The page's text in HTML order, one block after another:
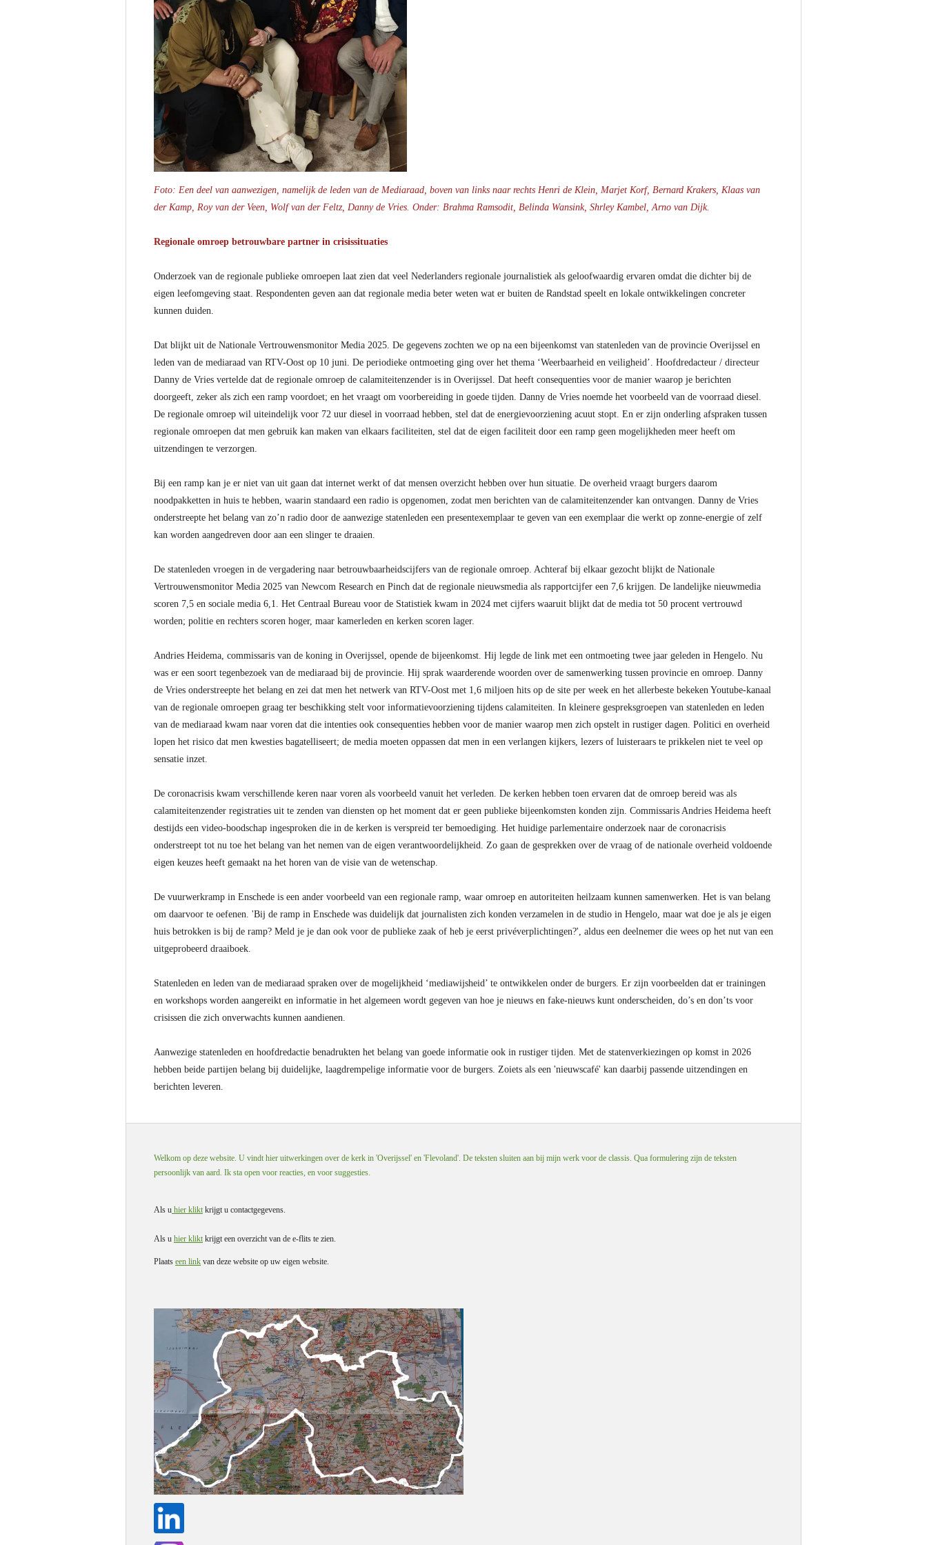
Foto: Een deel van aanwezigen, namelijk de leden van de Mediaraad, boven van links naar rechts Henri de Klein, Marjet Korf, Bernard Krakers, Klaas van
der Kamp, Roy van der Veen, Wolf van der Feltz, Danny de Vries. Onder: Brahma Ramsodit, Belinda Wansink, Shrley Kambel, Arno van Dijk.
Regionale omroep betrouwbare partner in crisissituaties
Onderzoek van de regionale publieke omroepen laat zien dat veel Nederlanders regionale journalistiek als geloofwaardig ervaren omdat die dichter bij de
eigen leefomgeving staat. Respondenten geven aan dat regionale media beter weten wat er buiten de Randstad speelt en lokale ontwikkelingen concreter
kunnen duiden.
Dat blijkt uit de Nationale Vertrouwensmonitor Media 2025. De gegevens zochten we op na een bijeenkomst van statenleden van de provincie Overijssel en
leden van de mediaraad van RTV-Oost op 10 juni. De periodieke ontmoeting ging over het thema ‘Weerbaarheid en veiligheid’. Hoofdredacteur / directeur
Danny de Vries vertelde dat de regionale omroep de calamiteitenzender is in Overijssel. Dat heeft consequenties voor de manier waarop je berichten
doorgeeft, zeker als zich een ramp voordoet; en het vraagt om voorbereiding in goede tijden. Danny de Vries noemde het voorbeeld van de voorraad diesel.
De regionale omroep wil uiteindelijk voor 72 uur diesel in voorraad hebben, stel dat de energievoorziening acuut stopt. En er zijn onderling afspraken tussen
regionale omroepen dat men gebruik kan maken van elkaars faciliteiten, stel dat de eigen faciliteit door een ramp geen mogelijkheden meer heeft om
uitzendingen te verzorgen.
Bij een ramp kan je er niet van uit gaan dat internet werkt of dat mensen overzicht hebben over hun situatie. De overheid vraagt burgers daarom
noodpakketten in huis te hebben, waarin standaard een radio is opgenomen, zodat men berichten van de calamiteitenzender kan ontvangen. Danny de Vries
onderstreepte het belang van zo’n radio door de aanwezige statenleden een presentexemplaar te geven van een exemplaar die werkt op zonne-energie of zelf
kan worden aangedreven door aan een slinger te draaien.
De statenleden vroegen in de vergadering naar betrouwbaarheidscijfers van de regionale omroep. Achteraf bij elkaar gezocht blijkt de Nationale
Vertrouwensmonitor Media 2025 van Newcom Research en Pinch dat de regionale nieuwsmedia als rapportcijfer een 7,6 krijgen. De landelijke nieuwmedia
scoren 7,5 en sociale media 6,1. Het Centraal Bureau voor de Statistiek kwam in 2024 met cijfers waaruit blijkt dat de media tot 50 procent vertrouwd
worden; politie en rechters scoren hoger, maar kamerleden en kerken scoren lager.
Andries Heidema, commissaris van de koning in Overijssel, opende de bijeenkomst. Hij legde de link met een ontmoeting twee jaar geleden in Hengelo. Nu
was er een soort tegenbezoek van de mediaraad bij de provincie. Hij sprak waarderende woorden over de samenwerking tussen provincie en omroep. Danny
de Vries onderstreepte het belang en zei dat men het netwerk van RTV-Oost met 1,6 miljoen hits op de site per week en het allerbeste bekeken Youtube-kanaal
van de regionale omroepen graag ter beschikking stelt voor informatievoorziening tijdens calamiteiten. In kleinere gespreksgroepen van statenleden en leden
van de mediaraad kwam naar voren dat die intenties ook consequenties hebben voor de manier waarop men zich opstelt in rustiger dagen. Politici en overheid
lopen het risico dat men kwesties bagatelliseert; de media moeten oppassen dat men in een verlangen kijkers, lezers of luisteraars te prikkelen niet te veel op
sensatie inzet.
De coronacrisis kwam verschillende keren naar voren als voorbeeld vanuit het verleden. De kerken hebben toen ervaren dat de omroep bereid was als
calamiteitenzender registraties uit te zenden van diensten op het moment dat er geen publieke bijeenkomsten konden zijn. Commissaris Andries Heidema heeft
destijds een video-boodschap ingesproken die in de kerken is verspreid ter bemoediging. Het huidige parlementaire onderzoek naar de coronacrisis
onderstreept tot nu toe het belang van het nemen van de eigen verantwoordelijkheid. Zo gaan de gesprekken over de vraag of de nationale overheid voldoende
eigen keuzes heeft gemaakt na het horen van de visie van de wetenschap.
De vuurwerkramp in Enschede is een ander voorbeeld van een regionale ramp, waar omroep en autoriteiten heilzaam kunnen samenwerken. Het is van belang
om daarvoor te oefenen. 'Bij de ramp in Enschede was duidelijk dat journalisten zich konden verzamelen in de studio in Hengelo, maar wat doe je als je eigen
huis betrokken is bij de ramp? Meld je je dan ook voor de publieke zaak of heb je eerst privéverplichtingen?', aldus een deelnemer die wees op het nut van een
uitgeprobeerd draaiboek.
Statenleden en leden van de mediaraad spraken over de mogelijkheid ‘mediawijsheid’ te ontwikkelen onder de burgers. Er zijn voorbeelden dat er trainingen
en workshops worden aangereikt en informatie in het algemeen wordt gegeven van hoe je nieuws en fake-nieuws kunt onderscheiden, do’s en don’ts voor
crisissen die zich onverwachts kunnen aandienen.
Aanwezige statenleden en hoofdredactie benadrukten het belang van goede informatie ook in rustiger tijden. Met de statenverkiezingen op komst in 2026
hebben beide partijen belang bij duidelijke, laagdrempelige informatie voor de burgers. Zoiets als een 'nieuwscafé' kan daarbij passende uitzendingen en
berichten leveren.
Welkom op deze website. U vindt hier uitwerkingen over de kerk in 'Overijssel' en 'Flevoland'. De teksten sluiten aan bij mijn werk voor de classis. Qua formulering zijn de teksten
persoonlijk van aard. Ik sta open voor reacties, en voor suggesties.
Als u hier klikt krijgt u contactgegevens.
Als u hier klikt krijgt een overzicht van de e-flits te zien.
Plaats een link van deze website op uw eigen website.